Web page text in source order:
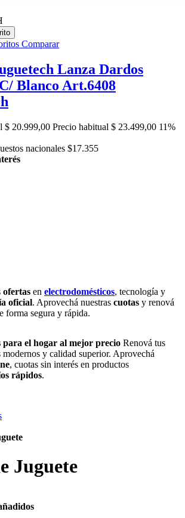
Comparar
Lanza Dardos
Blanco Art.6408
$ 20.999,00 Precio habitual $ 23.499,00 11%
nacionales $17.355
ofertas en electrodomésticos, tecnología y
oficial. Aprovechá nuestras cuotas y renová
forma segura y rápida.
para el hogar al mejor precio Renová tus
modernos y calidad superior. Aprovechá
, cuotas sin interés en productos
rápidos.
Juguete